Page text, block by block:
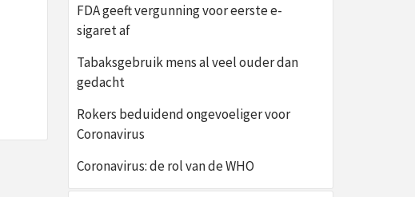
FDA geeft vergunning voor eerste e-
sigaret af
Tabaksgebruik mens al veel ouder dan
gedacht
Rokers beduidend ongevoeliger voor
Coronavirus
Coronavirus: de rol van de WHO